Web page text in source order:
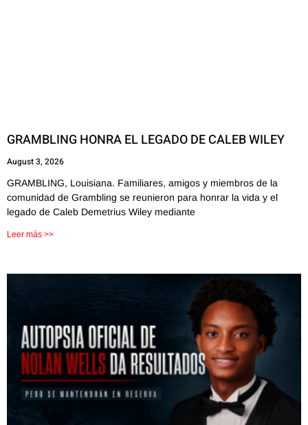
GRAMBLING HONRA EL LEGADO DE CALEB WILEY
August 3, 2026
GRAMBLING, Louisiana. Familiares, amigos y miembros de la
comunidad de Grambling se reunieron para honrar la vida y el
legado de Caleb Demetrius Wiley mediante
Leer más >>